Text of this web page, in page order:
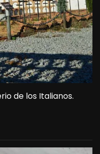
de los Italianos.